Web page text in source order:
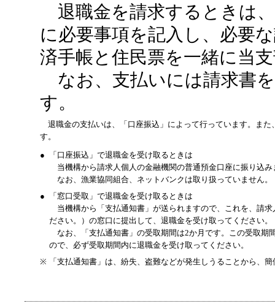
退職金を請求するときは
に必要事項を記入し、必要
済手帳と住民票を一緒に当
なお、支払いには請求書
す。
退職金の支払いは、「口座振込」によって行っています。ま
す。
●
「口座振込」で退職金を受け取るときは
当機構から請求人個人の金融機関の普通預金口座に振り込み
なお、漁業協同組合、ネットバンクは取り扱っていません。
●
「窓口受取」で退職金を受け取るときは
当機構から「支払通知書」が送られますので、これを、請
ださい。）の窓口に提出して、退職金を受け取ってください。
なお、「支払通知書」の受取期間は2か月です。この受取期
ので、必ず受取期間内に退職金を受け取ってください。
※
「支払通知書」は、紛失、盗難などが発生しうることから、